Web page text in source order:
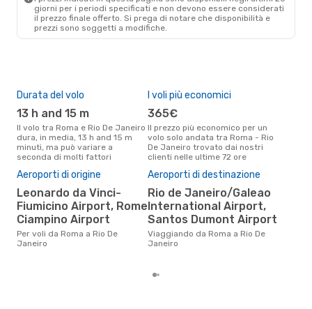
giorni per i periodi specificati e non devono essere considerati
il ​​prezzo finale offerto. Si prega di notare che disponibilità e
prezzi sono soggetti a modifiche.
Durata del volo
13 h and 15 m
Il volo tra Roma e Rio De Janeiro
dura, in media, 13 h and 15 m
minuti, ma può variare a
seconda di molti fattori
I voli più economici
365€
Il prezzo più economico per un
volo solo andata tra Roma - Rio
De Janeiro trovato dai nostri
clienti nelle ultime 72 ore
Aeroporti di origine
Leonardo da Vinci-
Fiumicino Airport, Rome
Ciampino Airport
Per voli da Roma a Rio De
Janeiro
Aeroporti di destinazione
Rio de Janeiro/Galeao
International Airport,
Santos Dumont Airport
Viaggiando da Roma a Rio De
Janeiro